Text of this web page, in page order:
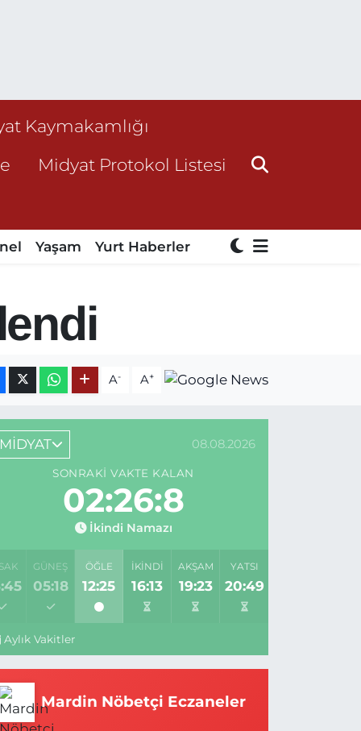
Kaymakamlığı
Midyat Protokol Listesi
Yaşam Yurt Haberler
A- A+
MİDYAT 08.08.2026
SONRAKI VAKTE KALAN
02:26:8
İkindi Namazı
GÜNEŞ
05:18
ÖĞLE
12:25
İKINDI
16:13
AKŞAM
19:23
YATSI
20:49
Aylık Vakitler
Mardin Nöbetçi Eczaneler